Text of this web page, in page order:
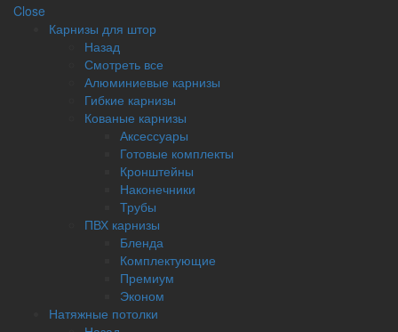
Close
Карнизы для штор
Назад
Смотреть все
Алюминиевые карнизы
Гибкие карнизы
Кованые карнизы
Аксессуары
Готовые комплекты
Кронштейны
Наконечники
Трубы
ПВХ карнизы
Бленда
Комплектующие
Премиум
Эконом
Натяжные потолки